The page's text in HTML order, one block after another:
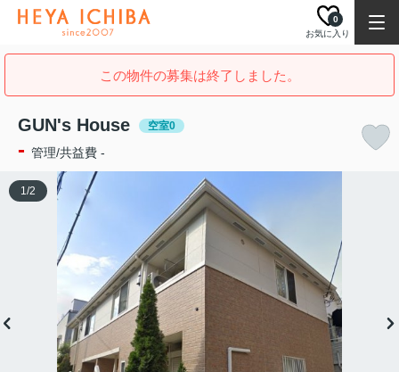
お気に入り
0
この物件の募集は終了しました。
GUN's House 空室0
- 管理/共益費 -
1/2